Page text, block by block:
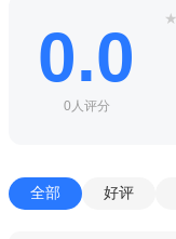
直升机城市交通
制作的非常逼真，操
基于真实的武物
会导致飞机坠毁。
小编推荐同类软件
0.0
0人评分
★
全部 好评